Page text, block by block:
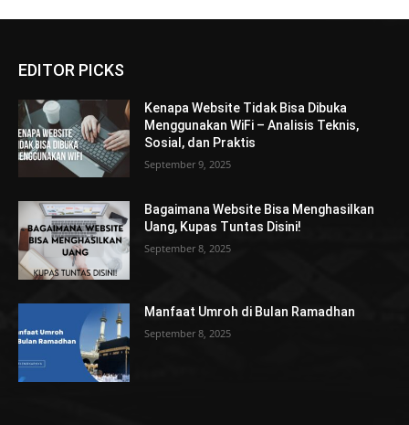
EDITOR PICKS
Kenapa Website Tidak Bisa Dibuka
Menggunakan WiFi – Analisis Teknis,
Sosial, dan Praktis
September 9, 2025
Bagaimana Website Bisa Menghasilkan
Uang, Kupas Tuntas Disini!
September 8, 2025
Manfaat Umroh di Bulan Ramadhan
September 8, 2025